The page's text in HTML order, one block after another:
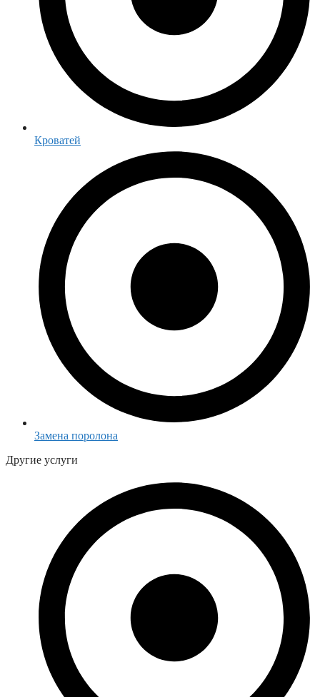
Кроватей
Замена поролона
Другие услуги